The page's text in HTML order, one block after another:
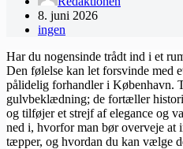
8. juni 2026
ingen
Har du nogensinde trådt ind i et
Den følelse kan let forsvinde med
pålidelig forhandler i København.
gulvbeklædning; de fortæller
og tilføjer et strejf af elegance og
ned i, hvorfor man bør overveje
tæpper, og hvordan du kan vælge